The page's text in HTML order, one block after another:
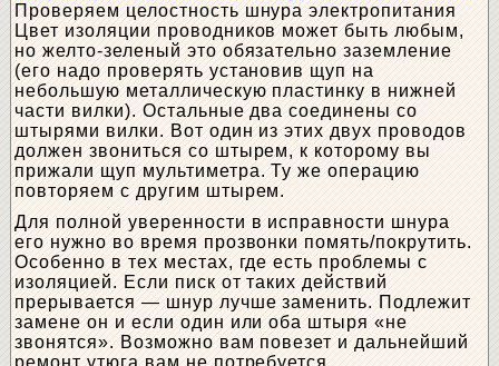
Проверяем целостность шнура электропитания
Цвет изоляции проводников может быть любым,
но желто-зеленый это обязательно заземление
(его надо проверять установив щуп на
небольшую металлическую пластинку в нижней
части вилки). Остальные два соединены со
штырями вилки. Вот один из этих двух проводов
должен звониться со штырем, к которому вы
прижали щуп мультиметра. Ту же операцию
повторяем с другим штырем.
Для полной уверенности в исправности шнура
его нужно во время прозвонки помять/покрутить.
Особенно в тех местах, где есть проблемы с
изоляцией. Если писк от таких действий
прерывается — шнур лучше заменить. Подлежит
замене он и если один или оба штыря «не
звонятся». Возможно вам повезет и дальнейший
ремонт утюга вам не потребуется.